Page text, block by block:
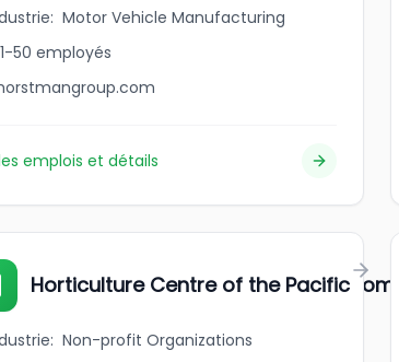
: Motor Vehicle Manufacturing
50 employés
emplois et détails
d'œuvre, horticulture ornementale/
Horticulture Centre of the Pacific
: Non-profit Organizations